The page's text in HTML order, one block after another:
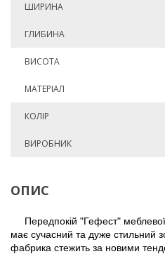
ШИРИНА
ГЛИБИНА
ВИСОТА
МАТЕРІАЛ
КОЛІР
ВИРОБНИК
ОПИС
Передпокій "Гефест"
має сучасний та дуже стильний
фабрика стежить за новими